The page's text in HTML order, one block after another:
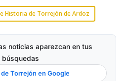
Historia de Torrejón de Ardoz
noticias aparezcan en tus
búsquedas
Torrejón en Google